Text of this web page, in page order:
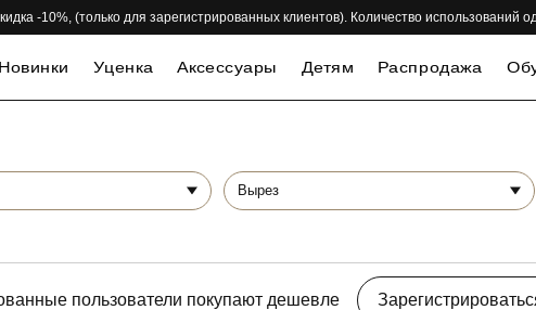
-10%, (только для зарегистрированных клиентов). Количество использований
Новинки Уценка Аксессуары Детям Распродажа
Вырез
пользователи покупают дешевле